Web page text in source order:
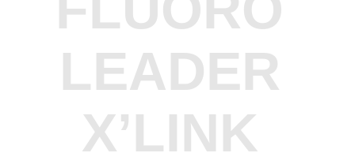
LEADER
X’LINK